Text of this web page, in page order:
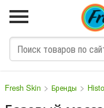
Fresh Skin > Бренды >